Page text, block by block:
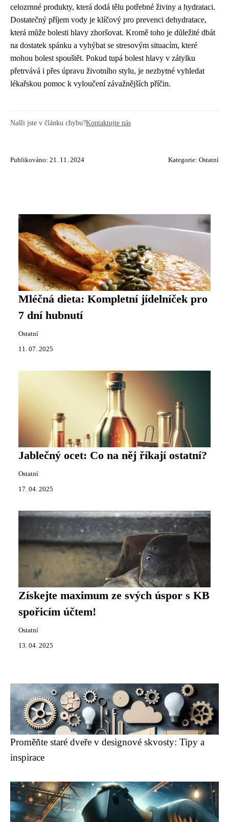
celozrnné produkty, která dodá tělu potřebné živiny a hydrataci.
Dostatečný příjem vody je klíčový pro prevenci dehydratace,
která může bolesti hlavy zhoršovat. Kromě toho je důležité dbát
na dostatek spánku a vyhýbat se stresovým situacím, které
mohou bolest spouštět. Pokud tupá bolest hlavy v zátylku
přetrvává i přes úpravu životního stylu, je nezbytné vyhledat
lékařskou pomoc k vyloučení závažnějších příčin.
Našli jste v článku chybu?Kontaktujte nás
Publikováno: 21. 11. 2024 Kategorie: Ostatní
Mléčná dieta: Kompletní jídelníček pro
7 dní hubnutí
Ostatní
11. 07. 2025
Jablečný ocet: Co na něj říkají ostatní?
Ostatní
17. 04. 2025
Získejte maximum ze svých úspor s KB
spořicím účtem!
Ostatní
13. 04. 2025
Proměňte staré dveře v designové skvosty: Tipy a
inspirace